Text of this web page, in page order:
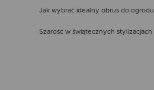
Jak wybrać idealny obrus do ogrodu
Szarość w świątecznych stylizacjach